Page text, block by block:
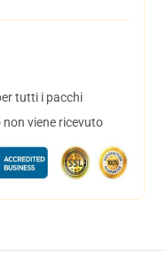
tutti i pacchi
viene ricevuto